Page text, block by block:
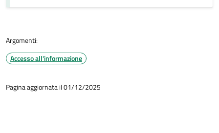
Argomenti:
Accesso all'informazione
Pagina aggiornata il 01/12/2025